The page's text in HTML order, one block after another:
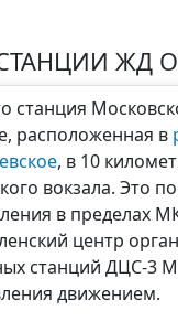
ЖД
станция
расположенная в
, в 10
вокзала. Это
в пределах
центр
станций ДЦС-3
движением.